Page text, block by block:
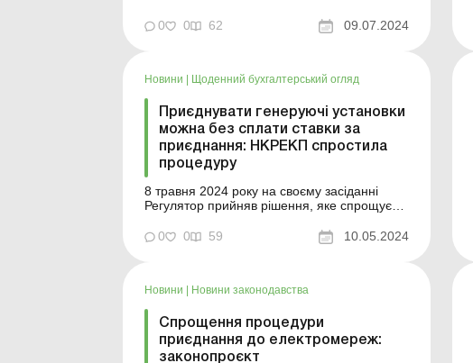
встановлюватиме сонячні панелі та вітрові
установки потужністю до 10 кВт; програма
0 0 62 09.07.2024
Новини Щоденний бухгалтерський огляд
Приєднувати генеруючі установки
можна без сплати ставки за
приєднання: НКРЕКП спростила
процедуру
8 травня 2024 року на своєму засіданні
Регулятор прийняв рішення, яке спрощує
установок (газотурбінних, газопоршневих,
когенераційних тощо) до електричних
термін забезпечити підключення своїх ...
0 0 59 10.05.2024
Новини Новини законодавства
Спрощення процедури
приєднання до електромереж:
законопроєкт